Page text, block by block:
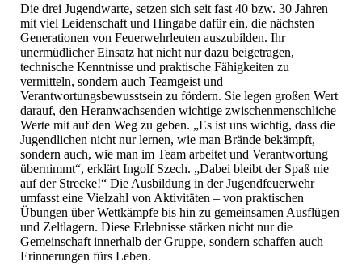
Die drei Jugendwarte, setzen sich seit fast 40 bzw. 30 Jahren
mit viel Leidenschaft und Hingabe dafür ein, die nächsten
Generationen von Feuerwehrleuten auszubilden. Ihr
unermüdlicher Einsatz hat nicht nur dazu beigetragen,
technische Kenntnisse und praktische Fähigkeiten zu
vermitteln, sondern auch Teamgeist und
Verantwortungsbewusstsein zu fördern. Sie legen großen Wert
darauf, den Heranwachsenden wichtige zwischenmenschliche
Werte mit auf den Weg zu geben. „Es ist uns wichtig, dass die
Jugendlichen nicht nur lernen, wie man Brände bekämpft,
sondern auch, wie man im Team arbeitet und Verantwortung
übernimmt“, erklärt Ingolf Szech. „Dabei bleibt der Spaß nie
auf der Strecke!“ Die Ausbildung in der Jugendfeuerwehr
umfasst eine Vielzahl von Aktivitäten – von praktischen
Übungen über Wettkämpfe bis hin zu gemeinsamen Ausflügen
und Zeltlagern. Diese Erlebnisse stärken nicht nur die
Gemeinschaft innerhalb der Gruppe, sondern schaffen auch
Erinnerungen fürs Leben.